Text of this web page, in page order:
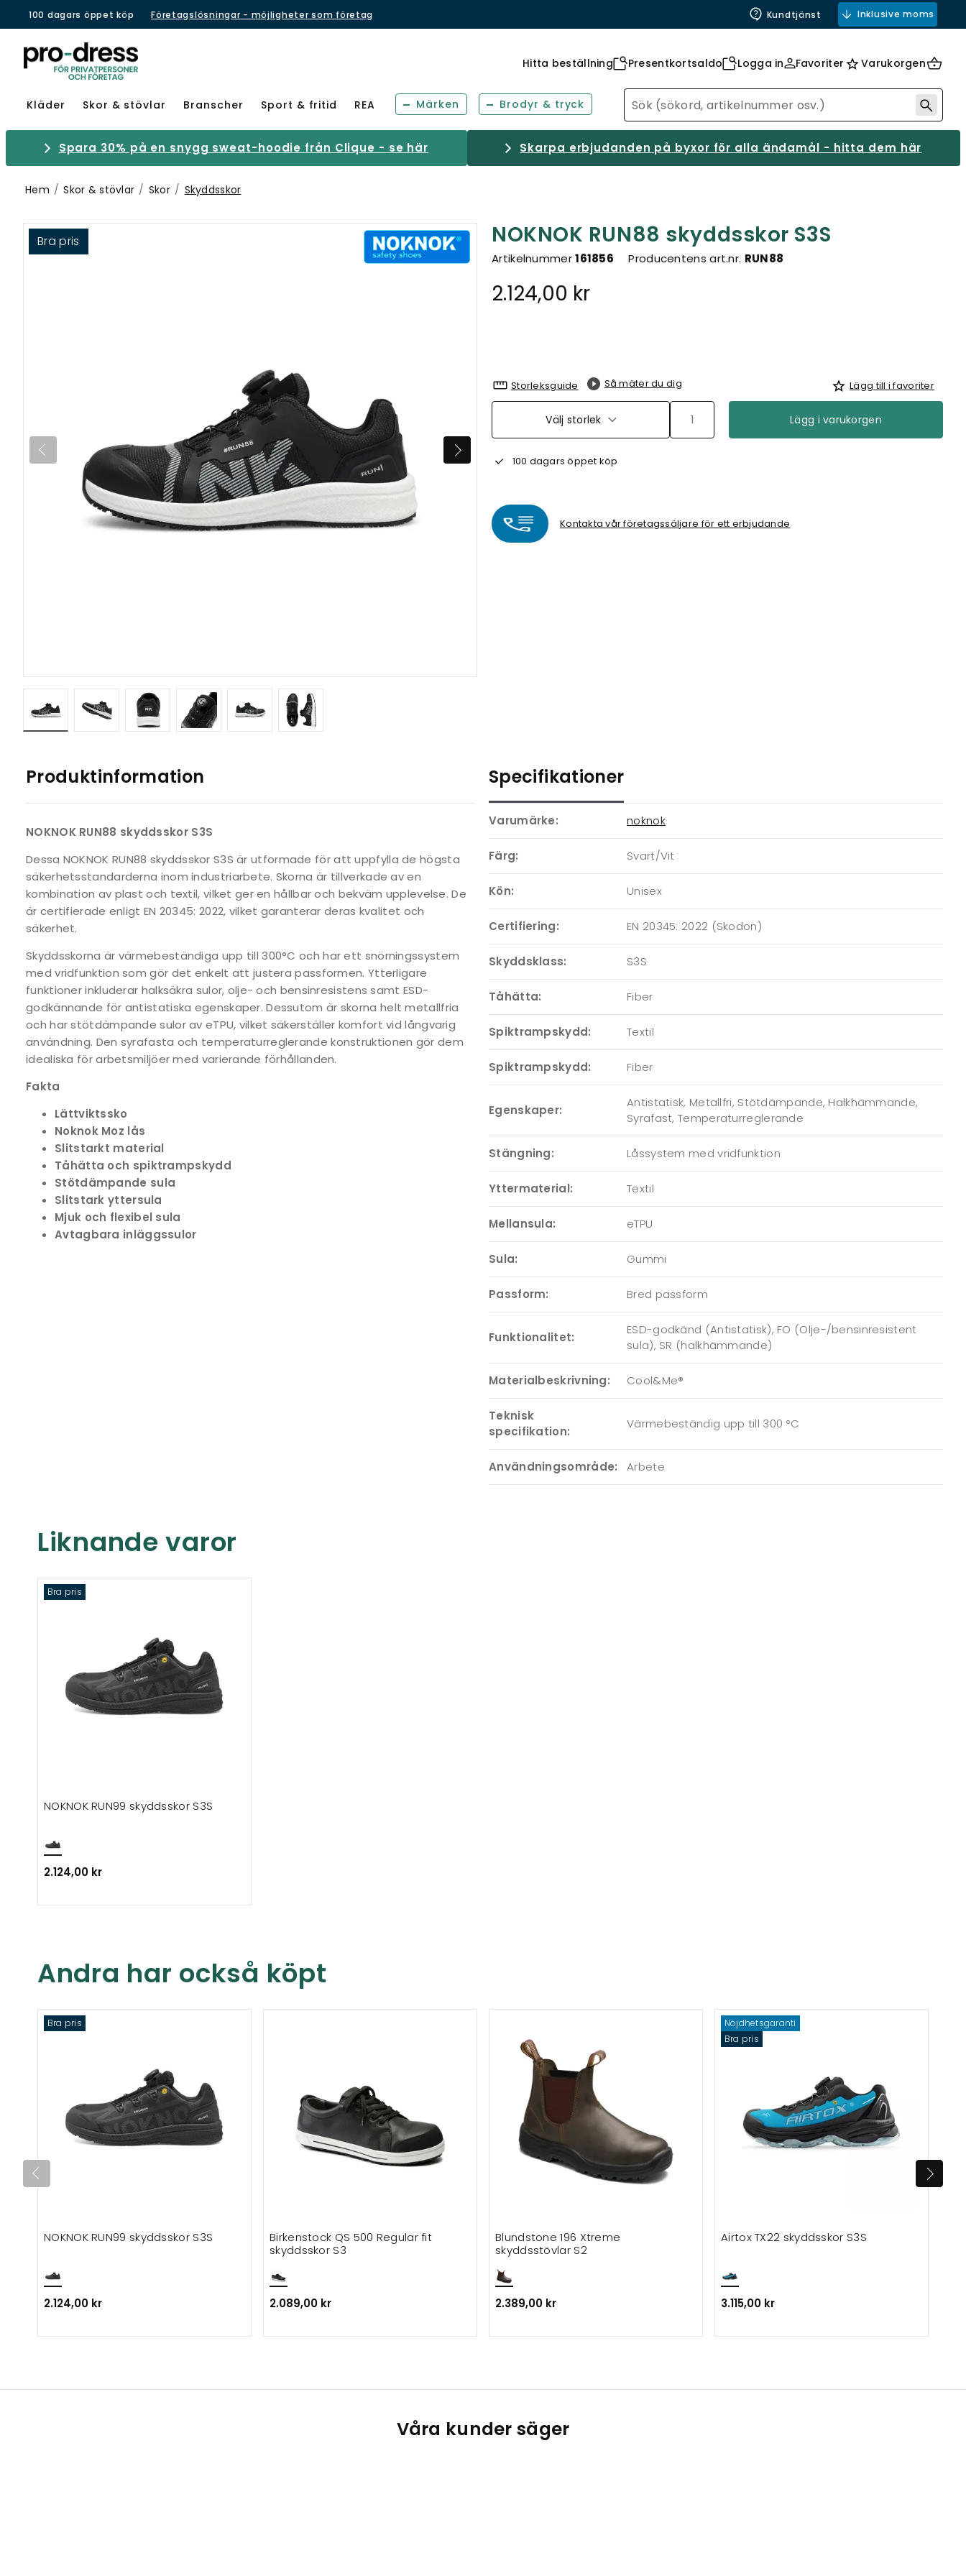
100 dagars öppet köp Företagslösningar - möjligheter som företag Kundtjänst Inklusive moms
Hitta beställning Presentkortsaldo Logga in Favoriter Varukorgen
Kläder Skor & stövlar Branscher Sport & fritid REA Märken Brodyr & tryck
Spara 30% på en snygg sweat-hoodie från Clique - se här Skarpa erbjudanden på byxor för alla ändamål - hitta dem här
Hem Skor & stövlar Skor Skyddsskor
Bra pris NOKNOK RUN88 skyddsskor S3S
Artikelnummer161856 Producentens art.nr. RUN88
2.124,00 kr
Storleksguide Så mäter du dig Lägg till i favoriter
Välj storlek Lägg i varukorgen
100 dagars öppet köp
Kontakta vår företagssäljare för ett erbjudande
Produktinformation
NOKNOK RUN88 skyddsskor S3S
Dessa NOKNOK RUN88 skyddsskor S3S är utformade för att uppfylla de högsta
säkerhetsstandarderna inom industriarbete. Skorna är tillverkade av en
kombination av plast och textil, vilket ger en hållbar och bekväm upplevelse. De
är certifierade enligt EN 20345: 2022, vilket garanterar deras kvalitet och
säkerhet.
Skyddsskorna är värmebeständiga upp till 300°C och har ett snörningssystem
med vridfunktion som gör det enkelt att justera passformen. Ytterligare
funktioner inkluderar halksäkra sulor, olje- och bensinresistens samt ESD-
godkännande för antistatiska egenskaper. Dessutom är skorna helt metallfria
och har stötdämpande sulor av eTPU, vilket säkerställer komfort vid långvarig
användning. Den syrafasta och temperaturreglerande konstruktionen gör dem
idealiska för arbetsmiljöer med varierande förhållanden.
Fakta
Lättviktssko
Noknok Moz lås
Slitstarkt material
Tåhätta och spiktrampskydd
Stötdämpande sula
Slitstark yttersula
Mjuk och flexibel sula
Avtagbara inläggssulor
Specifikationer
Varumärke: noknok
Färg: Svart/Vit
Kön: Unisex
Certifiering: EN 20345: 2022 (Skodon)
Skyddsklass: S3S
Tåhätta: Fiber
Spiktrampskydd: Textil
Spiktrampskydd: Fiber
Egenskaper:
Antistatisk, Metallfri, Stötdämpande, Halkhämmande,
Syrafast, Temperaturreglerande
Stängning: Låssystem med vridfunktion
Yttermaterial: Textil
Mellansula: eTPU
Sula: Gummi
Passform: Bred passform
Funktionalitet:
ESD-godkänd (Antistatisk), FO (Olje-/bensinresistent
sula), SR (halkhämmande)
Materialbeskrivning: Cool&Me®
Teknisk
specifikation:
Värmebeständig upp till 300 °C
Användningsområde: Arbete
Liknande varor
Bra pris
NOKNOK RUN99 skyddsskor S3S
2.124,00 kr
Andra har också köpt
Bra pris
NOKNOK RUN99 skyddsskor S3S
2.124,00 kr
Birkenstock QS 500 Regular fit
skyddsskor S3
2.089,00 kr
Blundstone 196 Xtreme
skyddsstövlar S2
2.389,00 kr
Nöjdhetsgaranti
Bra pris
Airtox TX22 skyddsskor S3S
3.115,00 kr
Våra kunder säger